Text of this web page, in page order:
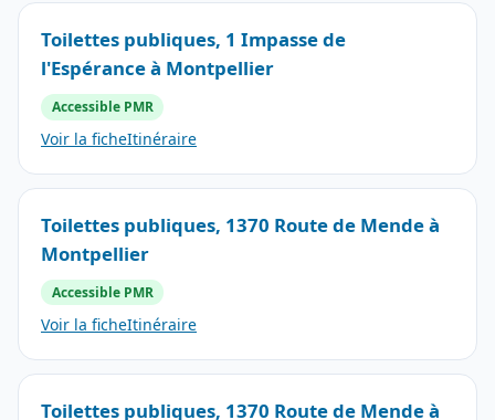
Toilettes publiques, 1 Impasse de
l'Espérance à Montpellier
Accessible PMR
Voir la ficheItinéraire
Toilettes publiques, 1370 Route de Mende à
Montpellier
Accessible PMR
Voir la ficheItinéraire
Toilettes publiques, 1370 Route de Mende à